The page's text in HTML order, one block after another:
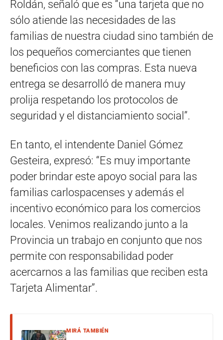
Roldán, señaló que es “una tarjeta que no
sólo atiende las necesidades de las
familias de nuestra ciudad sino también de
los pequeños comerciantes que tienen
beneficios con las compras. Esta nueva
entrega se desarrolló de manera muy
prolija respetando los protocolos de
seguridad y el distanciamiento social”.
En tanto, el intendente Daniel Gómez
Gesteira, expresó: “Es muy importante
poder brindar este apoyo social para las
familias carlospacenses y además el
incentivo económico para los comercios
locales. Venimos realizando junto a la
Provincia un trabajo en conjunto que nos
permite con responsabilidad poder
acercarnos a las familias que reciben esta
Tarjeta Alimentar”.
MIRÁ TAMBIÉN